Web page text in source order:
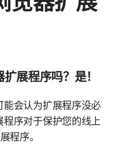
展程序吗？是！
会认为扩展程序没必
序对于保护您的线上
程序。